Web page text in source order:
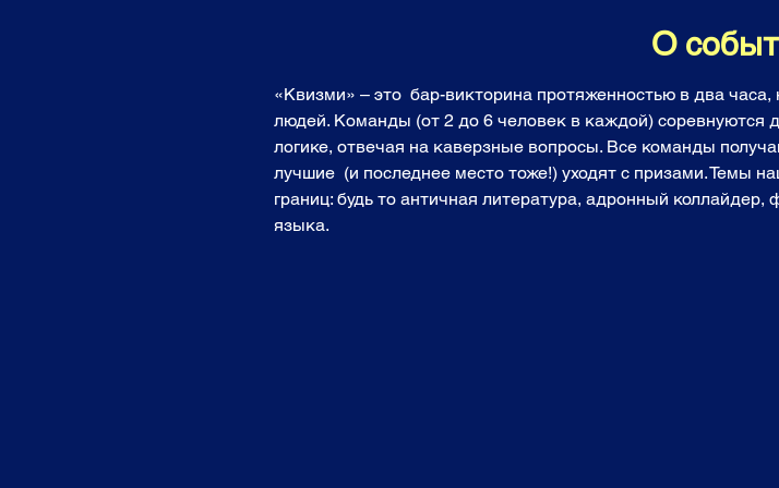
О
«Квизми» – это  бар-викторина протяженностью в два
людей. Команды (от 2 до 6 человек в каждой) соревнуются
логике, отвечая на каверзные вопросы. Все команды
лучшие  (и последнее место тоже!) уходят с призами. Темы
границ: будь то античная литература, адронный
языка.